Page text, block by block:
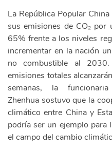
La República Popular
sus emisiones de CO₂
65% frente a los niveles
incrementar en la nación
no combustible al
emisiones totales
semanas, la
Zhenhua sostuvo que la
climático entre China y
podría ser un ejemplo para
el campo del cambio